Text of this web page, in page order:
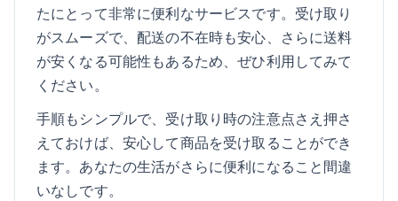
たにとって非常に便利なサービスです。受け取り
がスムーズで、配送の不在時も安心、さらに送料
が安くなる可能性もあるため、ぜひ利用してみて
ください。
手順もシンプルで、受け取り時の注意点さえ押さ
えておけば、安心して商品を受け取ることができ
ます。あなたの生活がさらに便利になること間違
いなしです。